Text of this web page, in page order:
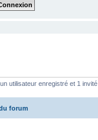
utilisateur enregistré et 1 invité
forum